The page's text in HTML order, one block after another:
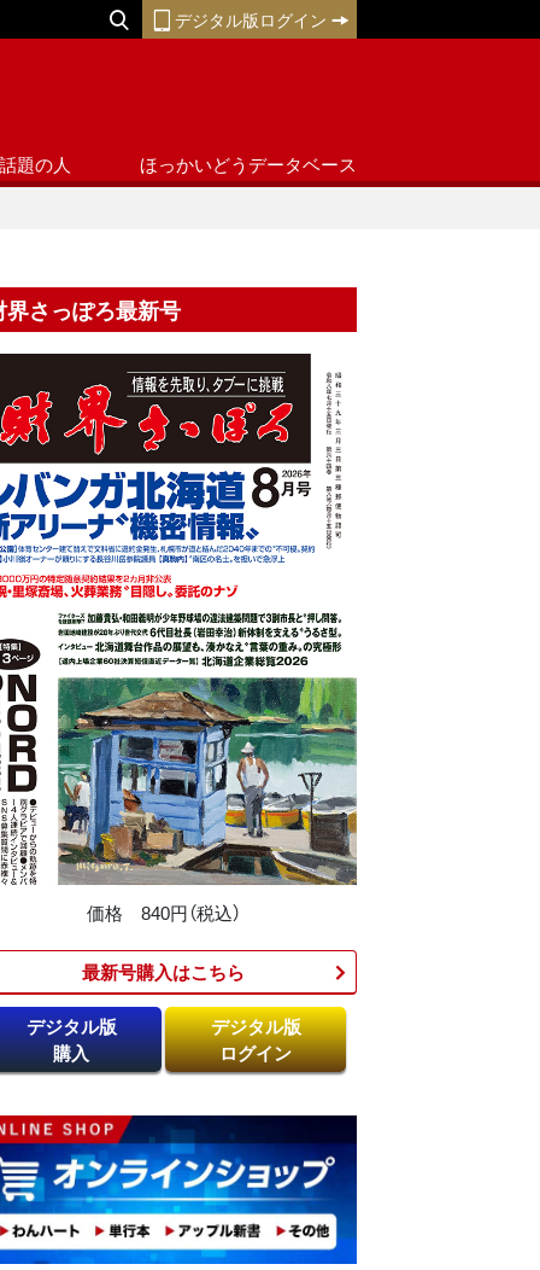
デジタル版ログイン
話題の人 ほっかいどうデータベース
界さっぽろ最新号
価格 840円（税込）
最新号購入はこちら​
デジタル版
購入
デジタル版
ログイン